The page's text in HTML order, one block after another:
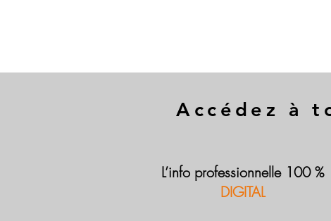
Accédez à
L’info professionnelle 100 %
DIGITAL